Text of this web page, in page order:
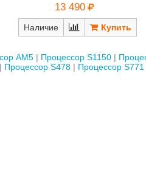
13 490
Наличие
AM5 Процессор S1150
Процессор S478 Процессор S771